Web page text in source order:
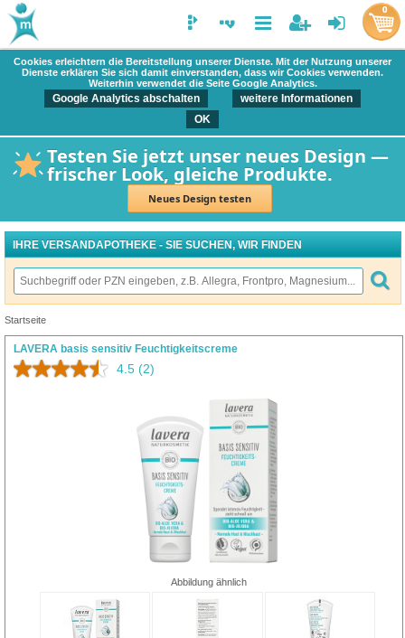
Cookies erleichtern die Bereitstellung unserer Dienste. Mit der Nutzung unserer
Dienste erklären Sie sich damit einverstanden, dass wir Cookies verwenden.
Weiterhin verwendet die Seite Google Analytics.
Google Analytics abschalten
weitere Informationen
OK
Testen Sie jetzt unser neues Design —
frischer Look, gleiche Produkte.
Neues Design testen
0
IHRE VERSANDAPOTHEKE - SIE SUCHEN, WIR FINDEN
Startseite
LAVERA basis sensitiv Feuchtigkeitscreme
4.5 (2)
Abbildung ähnlich